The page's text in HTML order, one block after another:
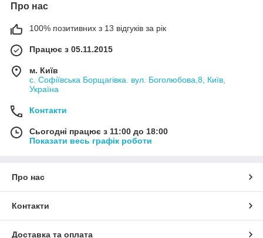
Про нас
100% позитивних з 13 відгуків за рік
Працює з 05.11.2015
м. Київ
с. Софіївська Борщагівка. вул. Боголюбова,8, Київ,
Україна
Контакти
Сьогодні працює з 11:00 до 18:00
Показати весь графік роботи
Про нас
Контакти
Доставка та оплата